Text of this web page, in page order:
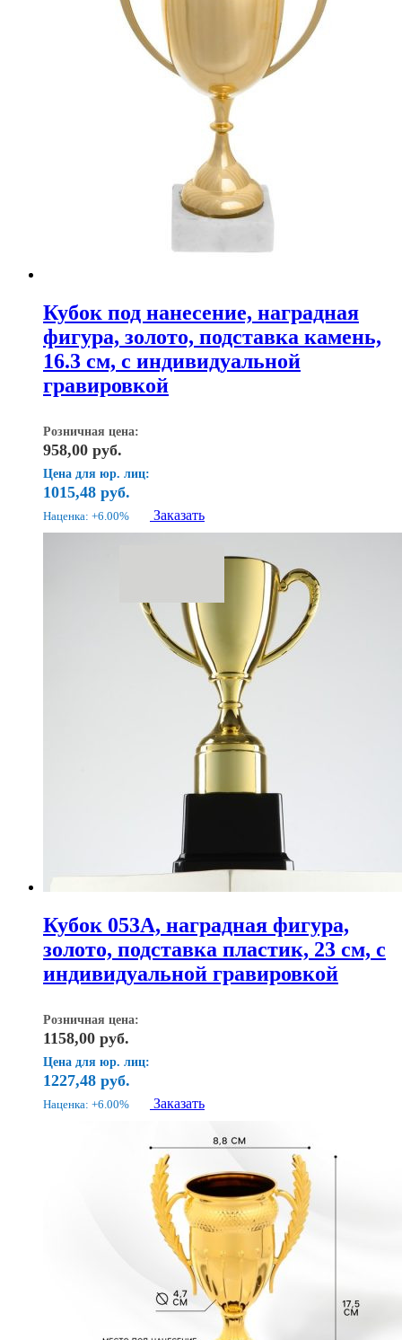
Кубок под нанесение, наградная
фигура, золото, подставка камень,
16.3 см, с индивидуальной
гравировкой
Розничная цена:
958,00 руб.
Цена для юр. лиц:
1015,48 руб.
Наценка: +6.00% Заказать
Кубок 053A, наградная фигура,
золото, подставка пластик, 23 см, с
индивидуальной гравировкой
Розничная цена:
1158,00 руб.
Цена для юр. лиц:
1227,48 руб.
Наценка: +6.00% Заказать